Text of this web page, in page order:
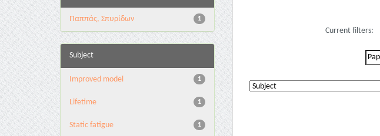
1
Παππάς, Σπυρίδων
Subject
1
Improved model
1
Lifetime
1
Static fatigue
Current filters: